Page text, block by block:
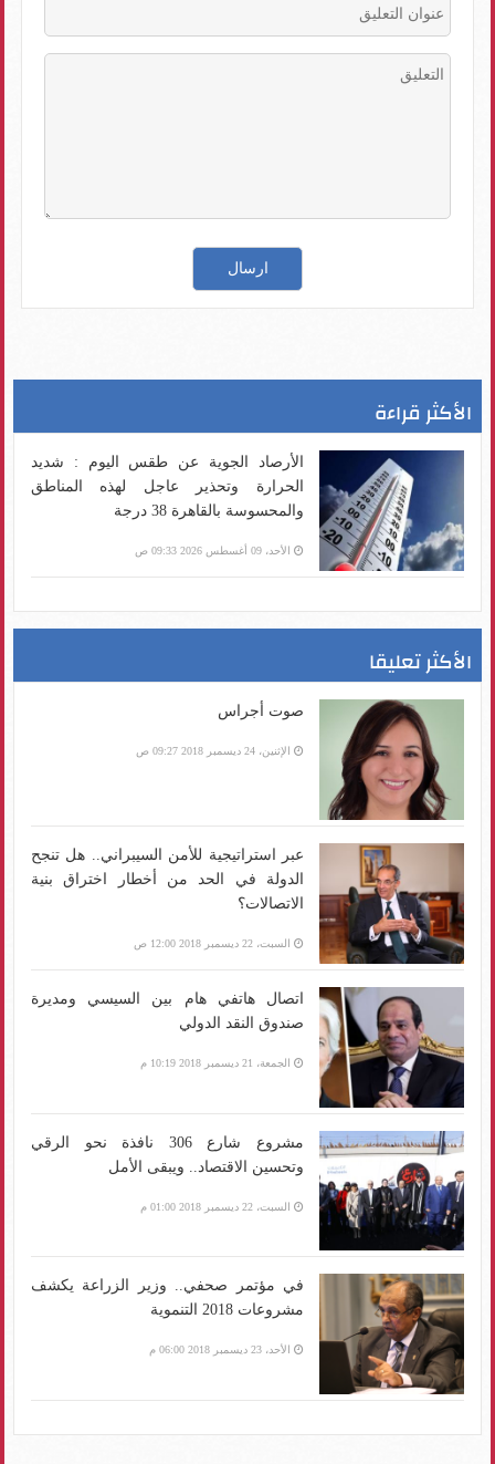
الأكثر قراءة
الأرصاد الجوية عن طقس اليوم : شديد
الحرارة وتحذير عاجل لهذه المناطق
والمحسوسة بالقاهرة 38 درجة
الأحد، 09 أغسطس 2026 09:33 ص
الأكثر تعليقا
صوت أجراس
الإثنين، 24 ديسمبر 2018 09:27 ص
عبر استراتيجية للأمن السيبراني.. هل تنجح
الدولة في الحد من أخطار اختراق بنية
الاتصالات؟
السبت، 22 ديسمبر 2018 12:00 ص
اتصال هاتفي هام بين السيسي ومديرة
صندوق النقد الدولي
الجمعة، 21 ديسمبر 2018 10:19 م
مشروع شارع 306 نافذة نحو الرقي
وتحسين الاقتصاد.. ويبقى الأمل
السبت، 22 ديسمبر 2018 01:00 م
في مؤتمر صحفي.. وزير الزراعة يكشف
مشروعات 2018 التنموية
الأحد، 23 ديسمبر 2018 06:00 م